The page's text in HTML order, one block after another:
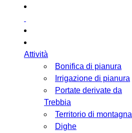
Attività
Bonifica di pianura
Irrigazione di pianura
Portate derivate da
Trebbia
Territorio di montagna
Dighe